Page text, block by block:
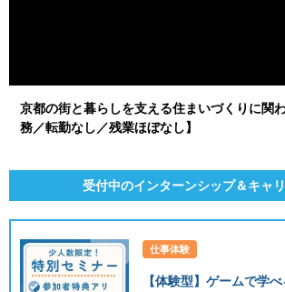
京都の街と暮らしを支える住まいづくりに関
務／転勤なし／残業ほぼなし】
受付中のインターンシップ＆キャ
仕事体験
【体験型】ゲームで学